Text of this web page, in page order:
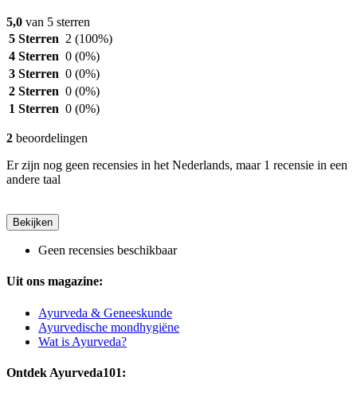
5,0 van 5 sterren
5 Sterren 2 (100%)
4 Sterren 0 (0%)
3 Sterren 0 (0%)
2 Sterren 0 (0%)
1 Sterren 0 (0%)
2 beoordelingen
Er zijn nog geen recensies in het Nederlands, maar 1 recensie in een
andere taal
Bekijken
Geen recensies beschikbaar
Uit ons magazine:
Ayurveda & Geneeskunde
Ayurvedische mondhygiëne
Wat is Ayurveda?
Ontdek Ayurveda101: